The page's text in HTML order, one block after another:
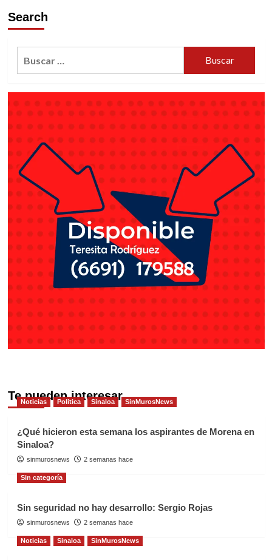
bañistas
Coepriss
Search
Te pueden interesar
Noticias Politica Sinaloa SinMurosNews
¿Qué hicieron esta semana los aspirantes de Morena en
Sinaloa?
sinmurosnews 2 semanas hace
Sin categoría
Sin seguridad no hay desarrollo: Sergio Rojas
sinmurosnews 2 semanas hace
Noticias Sinaloa SinMurosNews